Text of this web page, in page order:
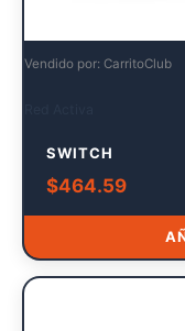
Vendido por: CarritoClub
SWITCH
$464.59